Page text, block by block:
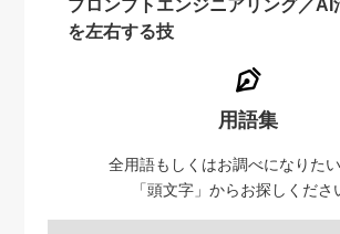
プロンプトエンジニアリング／AI
を左右する技
用語集
全用語もしくはお調べになりた
「頭文字」からお探しくださ